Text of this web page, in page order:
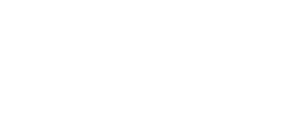
みレビューを残すこ